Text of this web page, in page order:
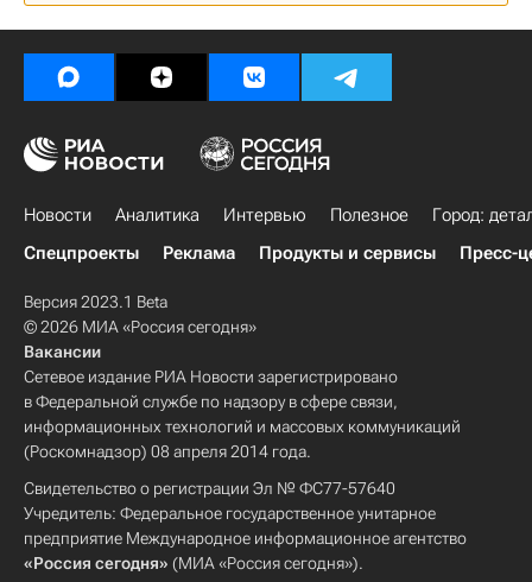
Новости Аналитика Интервью Полезное
Город:
Спецпроекты
Реклама Продукты и сервисы Пресс-
Версия 2023.1 Beta
© 2026 МИА «Россия сегодня»
Вакансии
Сетевое издание РИА Новости зарегистрировано
в Федеральной службе по надзору в сфере связи,
информационных технологий и массовых коммуникаций
(Роскомнадзор) 08 апреля 2014 года.
Свидетельство о регистрации Эл № ФС77-57640
Учредитель: Федеральное государственное унитарное
предприятие Международное информационное агентство
«Россия сегодня» (МИА «Россия сегодня»).